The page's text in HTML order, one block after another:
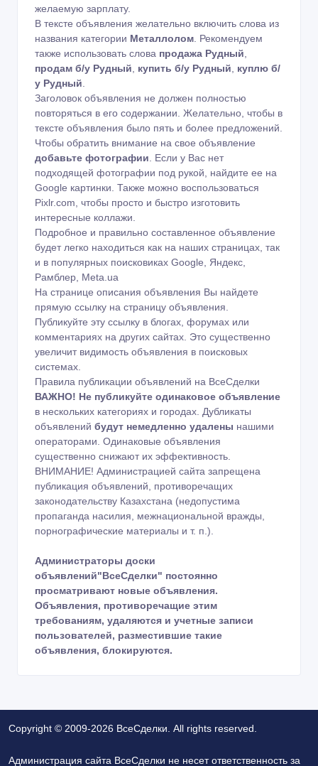
желаемую зарплату.
В тексте объявления желательно включить слова из
названия категории Металлолом . Рекомендуем
также использовать слова продажа Рудный
продам б/у Рудный
купить б/у Рудный
куплю б/
у Рудный
Заголовок объявления не должен полностью
повторяться в его содержании. Желательно, чтобы в
тексте объявления было пять и более предложений.
Чтобы обратить внимание на свое объявление
добавьте фотографии . Если у Вас нет
подходящей фотографии под рукой, найдите ее на
Google картинки . Также можно воспользоваться
Pixlr.com , чтобы просто и быстро изготовить
интересные коллажи.
Подробное и правильно составленное объявление
будет легко находиться как на наших страницах, так
и в популярных поисковиках Google, Яндекс,
Рамблер, Meta.ua
На странице описания объявления Вы найдете
прямую ссылку на страницу объявления.
Публикуйте эту ссылку в блогах, форумах или
комментариях на других сайтах. Это существенно
увеличит видимость объявления в поисковых
системах.
Правила публикации объявлений на ВсеСделки
ВАЖНО! Не публикуйте одинаковое объявление
в нескольких категориях и городах. Дубликаты
объявлений будут немедленно удалены нашими
операторами. Одинаковые объявления
существенно снижают их эффективность.
ВНИМАНИЕ! Администрацией сайта запрещена
публикация объявлений, противоречащих
законодательству Казахстана (недопустима
пропаганда насилия, межнациональной вражды,
порнографические материалы и т. п.).
Администраторы доски
объявлений"ВсеСделки" постоянно
просматривают новые объявления.
Объявления, противоречащие этим
требованиям, удаляются и учетные записи
пользователей, разместившие такие
объявления, блокируются.
Copyright © 2009-2026 ВсеСделки. All rights reserved.
Администрация сайта ВсеСделки не несет ответственность за